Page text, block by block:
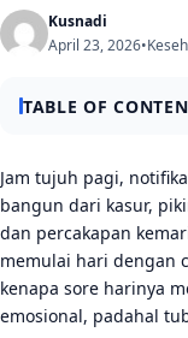
Kusnadi
April 23, 2026•
TABLE OF
Mulai Hari dengan
Menghindari
Membuat Satu
Kebiasaan Tubuh
Jam tujuh pagi,
bangun dari kasur,
dan percakapan
memulai hari dengan
kenapa sore harinya
emosional, padahal